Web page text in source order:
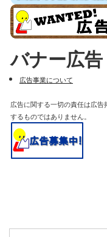
バナー広告
広告事業について
広告に関する一切の責任は広
するものではありません。